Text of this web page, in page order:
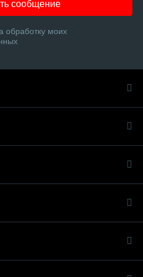
сообщение
обработку моих